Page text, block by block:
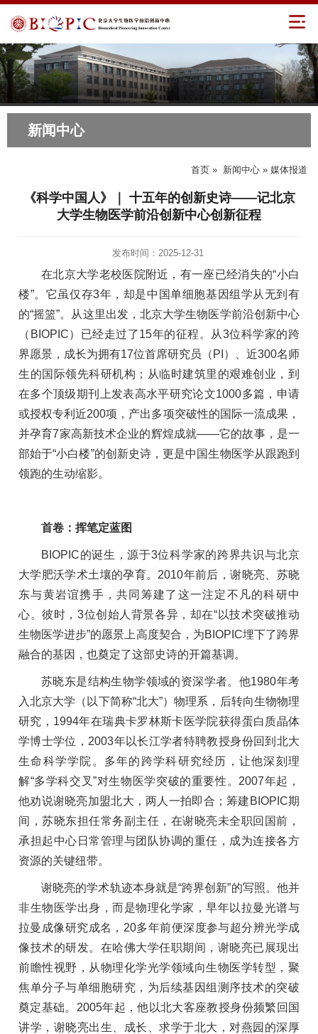
新闻中心
首页 » 新闻中心 » 媒体报道
《科学中国人》｜ 十五年的创新史诗——记北京
大学生物医学前沿创新中心创新征程
发布时间：2025-12-31
在北京大学老校医院附近，有一座已经消失的“小白
楼”。它虽仅存3年，却是中国单细胞基因组学从无到有
的“摇篮”。从这里出发，北京大学生物医学前沿创新中心
（BIOPIC）已经走过了15年的征程。从3位科学家的跨
界愿景，成长为拥有17位首席研究员（PI）、近300名师
生的国际领先科研机构；从临时建筑里的艰难创业，到
在多个顶级期刊上发表高水平研究论文1000多篇，申请
或授权专利近200项，产出多项突破性的国际一流成果，
并孕育7家高新技术企业的辉煌成就——它的故事，是一
部始于“小白楼”的创新史诗，更是中国生物医学从跟跑到
领跑的生动缩影。
首卷：挥笔定蓝图
BIOPIC的诞生，源于3位科学家的跨界共识与北京
大学肥沃学术土壤的孕育。2010年前后，谢晓亮、苏晓
东与黄岩谊携手，共同筹建了这一注定不凡的科研中
心。彼时，3位创始人背景各异，却在“以技术突破推动
生物医学进步”的愿景上高度契合，为BIOPIC埋下了跨界
融合的基因，也奠定了这部史诗的开篇基调。
苏晓东是结构生物学领域的资深学者。他1980年考
入北京大学（以下简称“北大”）物理系，后转向生物物理
研究，1994年在瑞典卡罗林斯卡医学院获得蛋白质晶体
学博士学位，2003年以长江学者特聘教授身份回到北大
生命科学学院。多年的跨学科研究经历，让他深刻理
解“多学科交叉”对生物医学突破的重要性。2007年起，
他劝说谢晓亮加盟北大，两人一拍即合；筹建BIOPIC期
间，苏晓东担任常务副主任，在谢晓亮未全职回国前，
承担起中心日常管理与团队协调的重任，成为连接各方
资源的关键纽带。
谢晓亮的学术轨迹本身就是“跨界创新”的写照。他并
非生物医学出身，而是物理化学家，早年以拉曼光谱与
拉曼成像研究成名，20多年前便深度参与超分辨光学成
像技术的研发。在哈佛大学任职期间，谢晓亮已展现出
前瞻性视野，从物理化学光学领域向生物医学转型，聚
焦单分子与单细胞研究，为后续基因组测序技术的突破
奠定基础。2005年起，他以北大客座教授身份频繁回国
讲学，谢晓亮出生、成长、求学于北大，对燕园的深厚